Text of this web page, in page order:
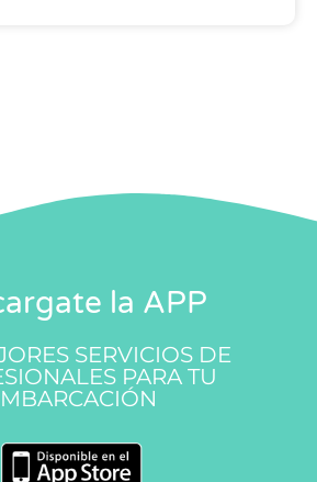
la APP
SERVICIOS DE
PARA TU